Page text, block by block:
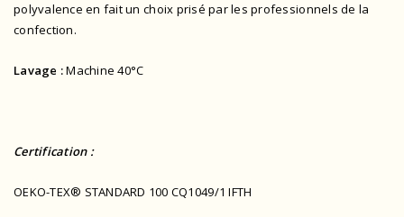
polyvalence en fait un choix prisé par les professionnels de la
confection.
Lavage :Machine 40°C
Certification :
OEKO-TEX® STANDARD 100 CQ1049/1 IFTH